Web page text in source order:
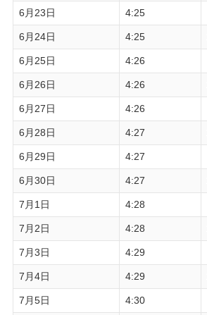
6月23日 4:25
6月24日 4:25
6月25日 4:26
6月26日 4:26
6月27日 4:26
6月28日 4:27
6月29日 4:27
6月30日 4:27
7月1日 4:28
7月2日 4:28
7月3日 4:29
7月4日 4:29
7月5日 4:30